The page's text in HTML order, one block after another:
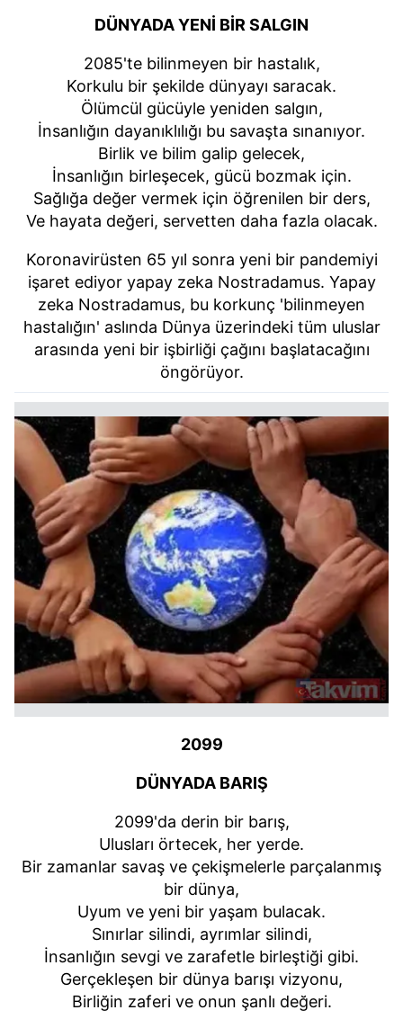
DÜNYADA YENİ BİR SALGIN
2085'te bilinmeyen bir hastalık,
Korkulu bir şekilde dünyayı saracak.
Ölümcül gücüyle yeniden salgın,
İnsanlığın dayanıklılığı bu savaşta sınanıyor.
Birlik ve bilim galip gelecek,
İnsanlığın birleşecek, gücü bozmak için.
Sağlığa değer vermek için öğrenilen bir ders,
Ve hayata değeri, servetten daha fazla olacak.
Koronavirüsten 65 yıl sonra yeni bir pandemiyi
işaret ediyor yapay zeka Nostradamus. Yapay
zeka Nostradamus, bu korkunç 'bilinmeyen
hastalığın' aslında Dünya üzerindeki tüm uluslar
arasında yeni bir işbirliği çağını başlatacağını
öngörüyor.
2099
DÜNYADA BARIŞ
2099'da derin bir barış,
Ulusları örtecek, her yerde.
Bir zamanlar savaş ve çekişmelerle parçalanmış
bir dünya,
Uyum ve yeni bir yaşam bulacak.
Sınırlar silindi, ayrımlar silindi,
İnsanlığın sevgi ve zarafetle birleştiği gibi.
Gerçekleşen bir dünya barışı vizyonu,
Birliğin zaferi ve onun şanlı değeri.